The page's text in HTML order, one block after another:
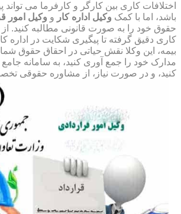
اختلافات کاری بین کارگر و کارفرما می تواند
باشد، اما با کمک وکیل اداره کار و وکیل امور
حقوق خود را به صورت قانونی مطالبه کنید. از
کاری دقیق گرفته تا پیگیری شکایت در اداره
بیمه، این وکلا نقش حیاتی در احقاق حقوق
مدارک خود را جمع آوری کنید، به سامانه
کنید، و در صورت نیاز، از مشاوره حقوقی